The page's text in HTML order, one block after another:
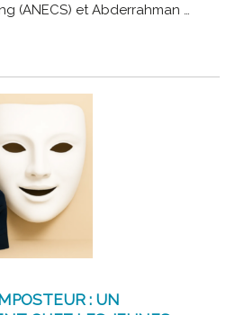
(ANECS) et Abderrahman …
: UN